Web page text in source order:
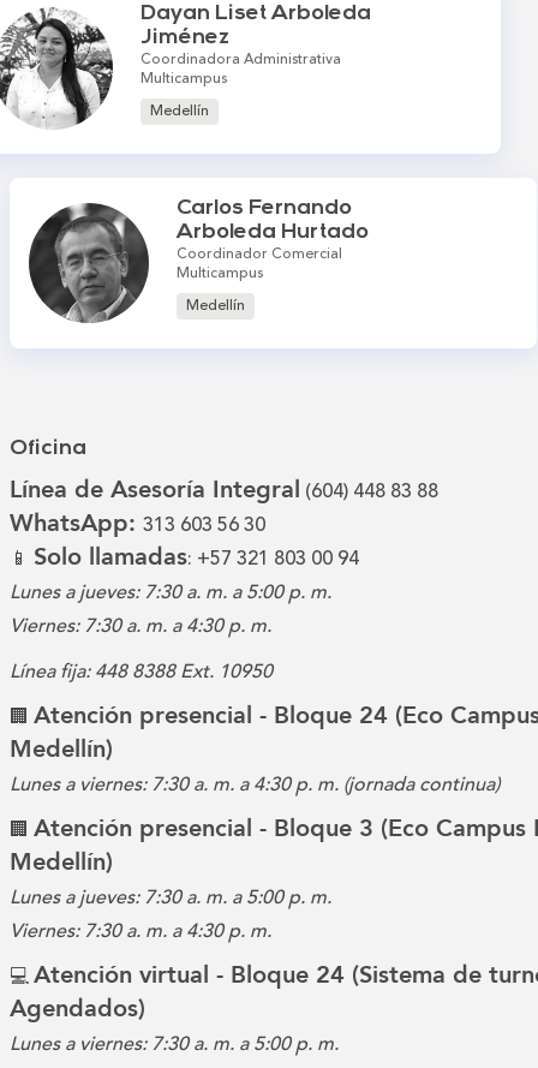
Dayan Liset Arboleda
Jiménez
Coordinadora Administrativa
Multicampus
Medellín
Carlos Fernando
Arboleda Hurtado
Coordinador Comercial
Multicampus
Medellín
Oficina
Línea de Asesoría Integral (604) 448 83 88
WhatsApp: 313 603 56 30
📱 Solo llamadas: +57 321 803 00 94
Lunes a jueves: 7:30 a. m. a 5:00 p. m.
Viernes: 7:30 a. m. a 4:30 p. m.
Línea fija: 448 8388 Ext. 10950
🏢 Atención presencial - Bloque 24 (Eco
Medellín)
Lunes a viernes: 7:30 a. m. a 4:30 p. m. (jornada continua)
🏢 Atención presencial - Bloque 3 (Eco Campus
Medellín)
Lunes a jueves: 7:30 a. m. a 5:00 p. m.
Viernes: 7:30 a. m. a 4:30 p. m.
💻Atención virtual - Bloque 24 (Sistema de
Agendados)
Lunes a viernes: 7:30 a. m. a 5:00 p. m.